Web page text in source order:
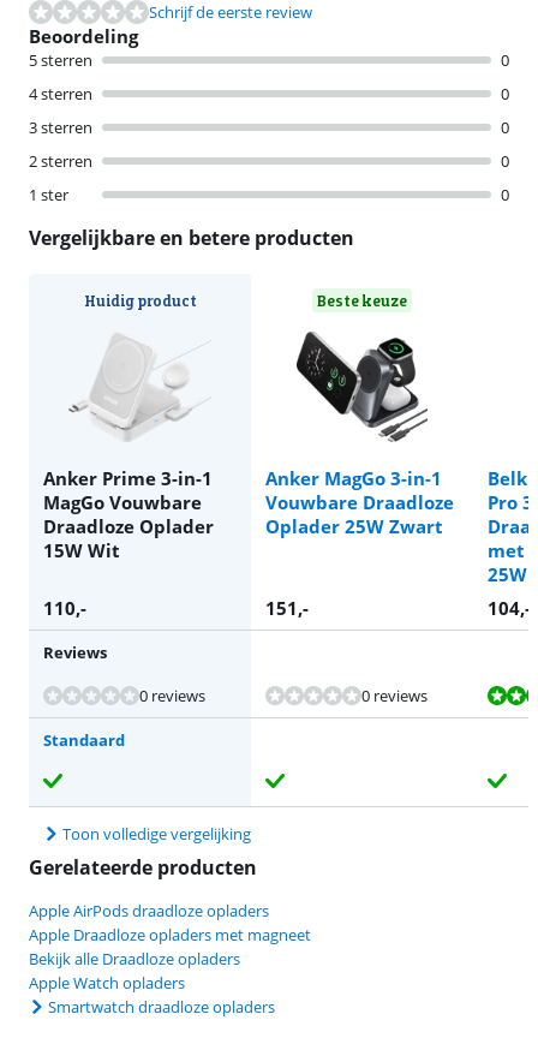
Schrijf de eerste review
Beoordeling
5 sterren
0
4 sterren
0
3 sterren
0
2 sterren
0
1 ster
0
Vergelijkbare en betere producten
Huidig product
Anker Prime 3-in-1
MagGo Vouwbare
Draadloze Oplader
15W Wit
Beste keuze
Anker MagGo 3-in-1
Vouwbare Draadloze
Oplader 25W Zwart
Pro
met
25W
110,- 151,- 104,-
Reviews
0 reviews
0 reviews
Beoordeling is 9,7 van de 10, gebaseerd op 5 reviews.
Beoordeling is 9,4 van de 10, gebaseerd op 6 reviews.
Standaard
Toon volledige vergelijking
Gerelateerde producten
Apple AirPods draadloze opladers
Apple Draadloze opladers met magneet
Bekijk alle Draadloze opladers
Apple Watch opladers
Smartwatch draadloze opladers